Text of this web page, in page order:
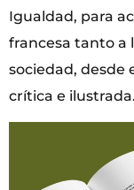
Igualdad, para
francesa tanto a
sociedad, desde
crítica e ilustrada.